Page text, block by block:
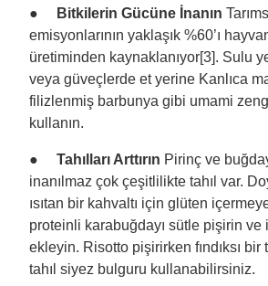
● Bitkilerin Gücüne İnanın
emisyonlarının yaklaşık %60’ı
üretiminden kaynaklanıyor[3]. Sulu
veya güveçlerde et yerine Kanlıca
filizlenmiş barbunya gibi umami
kullanın.
● Tahılları Arttırın Pirinç ve
inanılmaz çok çeşitlilikte tahıl var.
ısıtan bir kahvaltı için glüten
proteinli karabuğdayı sütle pişirin
ekleyin. Risotto pişirirken fındıksı bir
tahıl siyez bulguru kullanabilirsiniz.